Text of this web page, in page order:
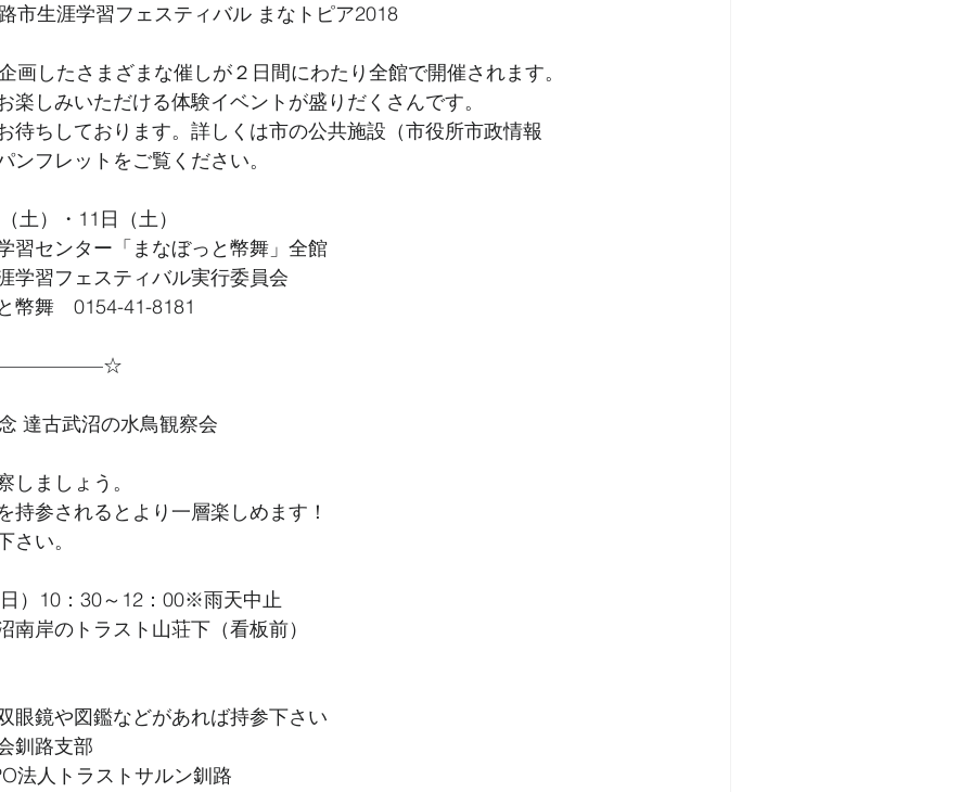
市生涯学習フェスティバル まなトピア2018
画したさまざまな催しが２日間にわたり全館で開催されます。
楽しみいただける体験イベントが盛りだくさんです。
待ちしております。詳しくは市の公共施設（市役所市政情報
ンフレットをご覧ください。
土）・11日（土）
習センター「まなぼっと幣舞」全館
学習フェスティバル実行委員会
0154-41-8181
達古武沼の水鳥観察会
しましょう。
持参されるとより一層楽しめます！
さい。
）10：30～12：00※雨天中止
南岸のトラスト山荘下（看板前）
眼鏡や図鑑などがあれば持参下さい
釧路支部
法人トラストサルン釧路